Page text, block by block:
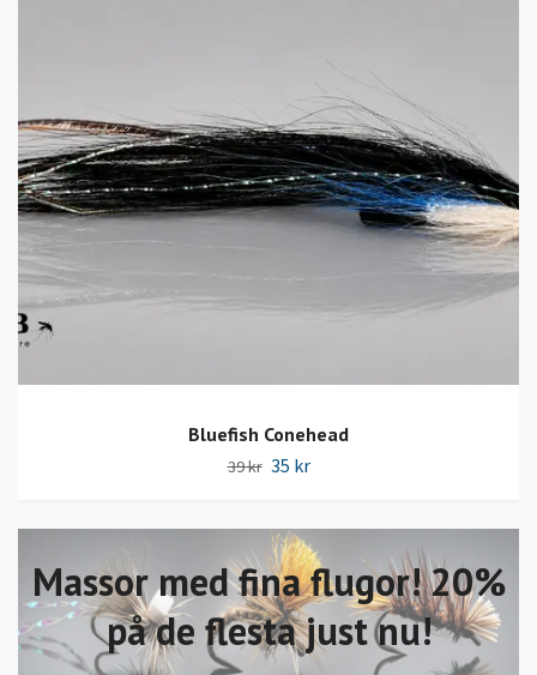
Massor med fina flugor! 20%
på de flesta just nu!
Bluefish Conehead
39 kr 35 kr